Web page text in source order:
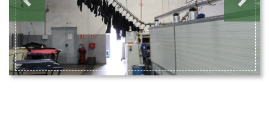
Previous Next